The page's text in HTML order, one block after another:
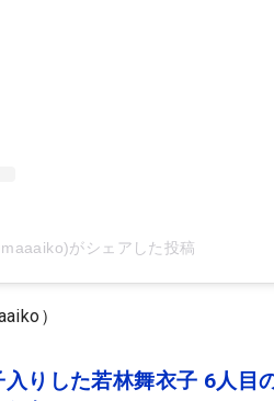
がシェアした投稿
）
りした若林舞衣子 6人目